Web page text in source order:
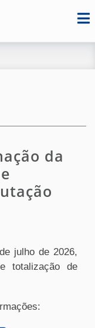
da
julho de 2026,
totalização de